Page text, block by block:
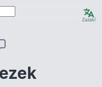
Zazakî